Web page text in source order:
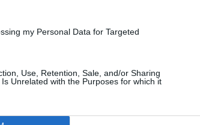
my Personal Data for Targeted
Use, Retention, Sale, and/or Sharing
Unrelated with the Purposes for which it